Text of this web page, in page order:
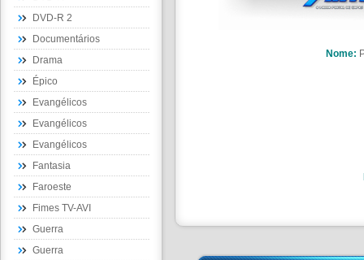
DVD-R 2
Documentários
Drama
Épico
Evangélicos
Evangélicos
Evangélicos
Fantasia
Faroeste
Fimes TV-AVI
Guerra
Guerra
Nome: